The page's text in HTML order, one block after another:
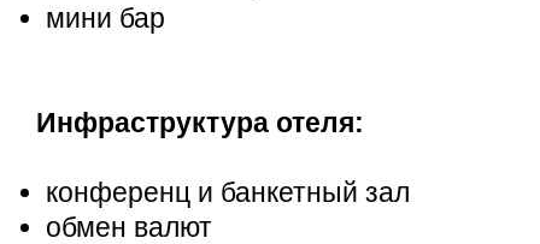
мини бар
Инфраструктура отеля:
конференц и банкетный зал
обмен валют